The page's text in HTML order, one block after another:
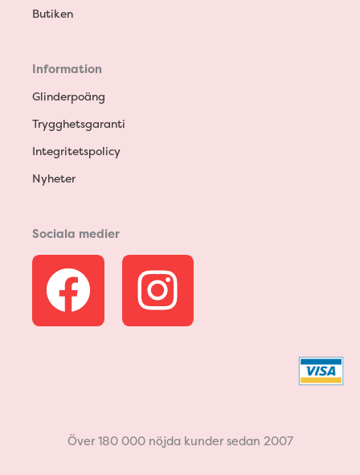
Butiken
Information
Glinderpoäng
Trygghetsgaranti
Integritetspolicy
Nyheter
Sociala medier
F
a
b
I
n
a
Över 180 000 nöjda kunder sedan 2007